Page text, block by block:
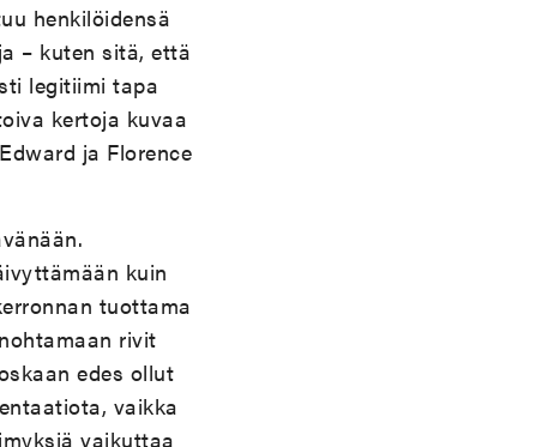
henkilöidensä
– kuten sitä, että
legitiimi tapa
kertoja kuvaa
ja Florence
kuin
tuottama
rivit
edes ollut
vaikka
vaikuttaa